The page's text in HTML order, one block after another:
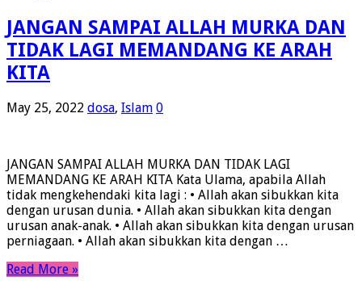
JANGAN SAMPAI ALLAH MURKA DAN
TIDAK LAGI MEMANDANG KE ARAH
KITA
May 25, 2022 dosa, Islam 0
JANGAN SAMPAI ALLAH MURKA DAN TIDAK LAGI
MEMANDANG KE ARAH KITA Kata Ulama, apabila Allah
tidak mengkehendaki kita lagi : • Allah akan sibukkan kita
dengan urusan dunia. • Allah akan sibukkan kita dengan
urusan anak-anak. • Allah akan sibukkan kita dengan urusan
perniagaan. • Allah akan sibukkan kita dengan …
Read More »